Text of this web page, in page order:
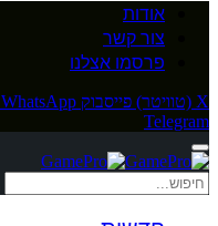
אודות
צור קשר
פרסמו אצלנו
X (טוויטר) פייסבוק WhatsApp
Telegram